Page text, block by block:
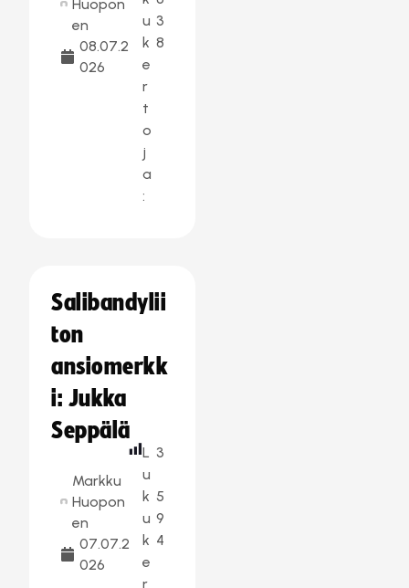
Huopon
en
08.07.2
026
u
k
e
r
t
o
j
a
:
3
8
Salibandylii
ton
ansiomerkk
i: Jukka
Seppälä
Markku
Huopon
en
07.07.2
026
L
u
k
u
k
e
r
3
5
9
4